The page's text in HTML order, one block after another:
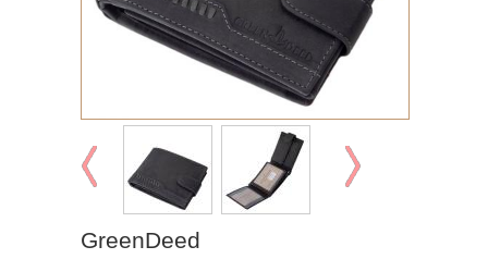
GreenDeed